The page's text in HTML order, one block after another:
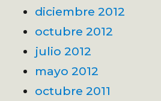
diciembre 2012
octubre 2012
julio 2012
mayo 2012
octubre 2011